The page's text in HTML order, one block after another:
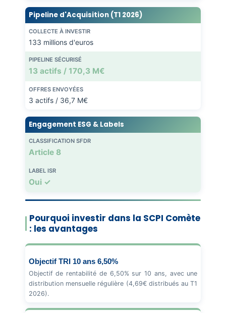
Pipeline d'Acquisition (T1 2026)
COLLECTE À INVESTIR
133 millions d'euros
PIPELINE SÉCURISÉ
13 actifs / 170,3 M€
OFFRES ENVOYÉES
3 actifs / 36,7 M€
Engagement ESG & Labels
CLASSIFICATION SFDR
Article 8
LABEL ISR
Oui ✓
Pourquoi investir dans la SCPI Comète
: les avantages
Objectif TRI 10 ans 6,50%
Objectif de rentabilité de 6,50% sur 10 ans, avec une
distribution mensuelle régulière (4,69€ distribués au T1
2026).